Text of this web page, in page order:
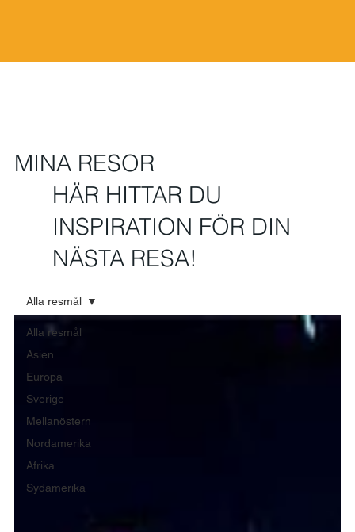
MINA RESOR
HÄR HITTAR DU
INSPIRATION FÖR DIN
NÄSTA RESA!
Alla resmål
Asien
Europa
Sverige
Mellanöstern
Nordamerika
Afrika
Sydamerika
Alla resmål